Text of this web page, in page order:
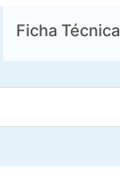
Ficha Técnica